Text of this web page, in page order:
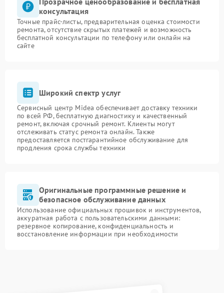
консультация
Точные прайс-листы, предварительная оценка стоимости
ремонта, отсутствие скрытых платежей и возможность
бесплатной консультации по телефону или онлайн на
сайте
Широкий спектр услуг
Сервисный центр Midea обеспечивает доставку техники
по всей РФ, бесплатную диагностику и качественный
ремонт, включая срочный ремонт. Клиенты могут
отслеживать статус ремонта онлайн. Также
предоставляется постгарантийное обслуживание для
продления срока службы техники
Оригинальные программные решение и
безопасное обслуживание данных
Использование официальных прошивок и инструментов,
аккуратная работа с пользовательскими данными:
резервное копирование, конфиденциальность и
восстановление информации при необходимости